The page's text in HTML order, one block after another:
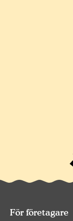
För företagare